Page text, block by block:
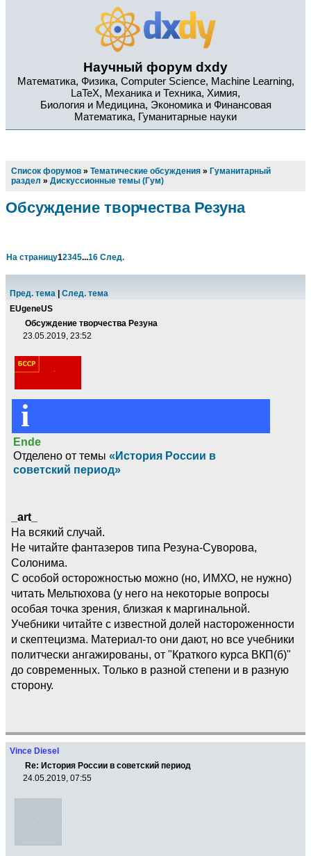
Научный форум dxdy
Математика, Физика, Computer Science, Machine Learning,
LaTeX, Механика и Техника, Химия,
Биология и Медицина, Экономика и Финансовая
Математика, Гуманитарные науки
Список форумов » Тематические обсуждения » Гуманитарный
раздел » Дискуссионные темы (Гум)
Обсуждение творчества Резуна
На страницу12345...16 След.
Пред. тема
След. тема
EUgeneUS
Обсуждение творчества Резуна
23.05.2019, 23:52
i
Ende
Отделено от темы «История России в
советский период»
_art_
На всякий случай.
Не читайте фантазеров типа Резуна-Суворова,
Солонима.
С особой осторожностью можно (но, ИМХО, не нужно)
читать Мельтюхова (у него на некоторые вопросы
особая точка зрения, близкая к маргинальной.
Учебники читайте с известной долей настороженности
и скептецизма. Материал-то они дают, но все учебники
политчески ангажированы, от "Краткого курса ВКП(б)"
до современных. Только в разной степени и в разную
сторону.
Vince Diesel
Re: История России в советский период
24.05.2019, 07:55